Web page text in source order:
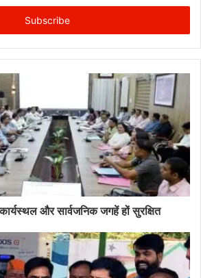
और सार्वजनिक जगहें हों सुरक्षित